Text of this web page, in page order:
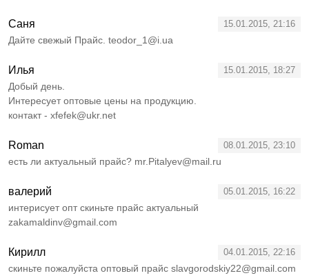
Саня 15.01.2015, 21:16
Дайте свежый Прайс. teodor_1@i.ua
Илья 15.01.2015, 18:27
Добый день.
Интересует оптовые цены на продукцию.
контакт - xfefek@ukr.net
Roman 08.01.2015, 23:10
есть ли актуальный прайс? mr.Pitalyev@mail.ru
валерий 05.01.2015, 16:22
интерисует опт скиньте прайс актуальный
zakamaldinv@gmail.com
Кирилл 04.01.2015, 22:16
скиньте пожалуйста оптовый прайс slavgorodskiy22@gmail.com